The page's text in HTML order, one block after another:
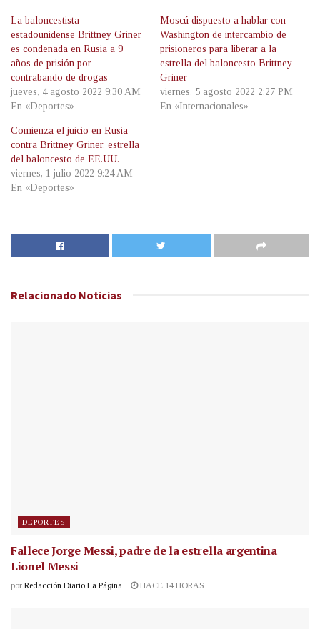
La baloncestista
estadounidense Brittney Griner
es condenada en Rusia a 9
años de prisión por
contrabando de drogas
jueves, 4 agosto 2022 9:30 AM
En «Deportes»
Moscú dispuesto a hablar con
Washington de intercambio de
prisioneros para liberar a la
estrella del baloncesto Brittney
Griner
viernes, 5 agosto 2022 2:27 PM
En «Internacionales»
Comienza el juicio en Rusia
contra Brittney Griner, estrella
del baloncesto de EE.UU.
viernes, 1 julio 2022 9:24 AM
En «Deportes»
Relacionado Noticias
DEPORTES
Fallece Jorge Messi, padre de la estrella argentina
Lionel Messi
por Redacción Diario La Página HACE 14 HORAS